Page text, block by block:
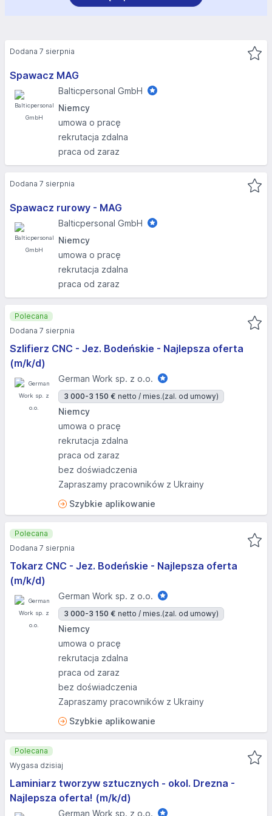
Spawacz MAG
Balticpersonal GmbH
Niemcy
umowa o pracę
rekrutacja zdalna
praca od zaraz
Dodana 7 sierpnia
Spawacz rurowy - MAG
Balticpersonal GmbH
Niemcy
umowa o pracę
rekrutacja zdalna
praca od zaraz
Dodana 7 sierpnia
Szlifierz CNC - Jez. Bodeńskie - Najlepsza oferta
(m/k/d)
German Work sp. z o.o.
3 000-3 150 € netto / mies.(zal. od umowy)
Niemcy
umowa o pracę
rekrutacja zdalna
praca od zaraz
bez doświadczenia
Zapraszamy pracowników z Ukrainy
Szybkie aplikowanie
Polecana
Dodana 7 sierpnia
Tokarz CNC - Jez. Bodeńskie - Najlepsza oferta
(m/k/d)
German Work sp. z o.o.
3 000-3 150 € netto / mies.(zal. od umowy)
Niemcy
umowa o pracę
rekrutacja zdalna
praca od zaraz
bez doświadczenia
Zapraszamy pracowników z Ukrainy
Szybkie aplikowanie
Polecana
Dodana 7 sierpnia
Laminiarz tworzyw sztucznych - okol. Drezna -
Najlepsza oferta! (m/k/d)
German Work sp. z o.o.
Polecana
Wygasa dzisiaj